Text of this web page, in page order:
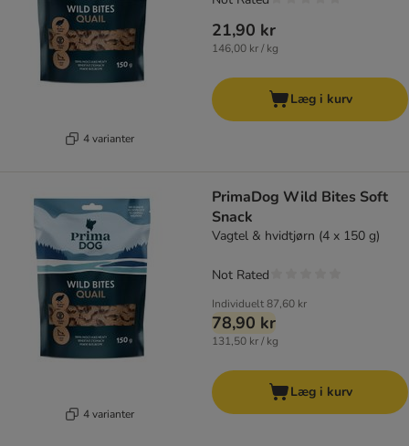
4 varianter
21,90 kr
146,00 kr / kg
Læg i kurv
4 varianter
PrimaDog Wild Bites Soft
Snack
Vagtel & hvidtjørn (4 x 150 g)
Individuelt87,60 kr
78,90 kr
131,50 kr / kg
Not Rated
Læg i kurv